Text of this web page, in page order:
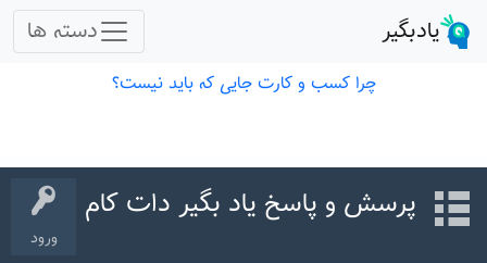
ورود
پرسش و پاسخ یاد بگیر دات کام